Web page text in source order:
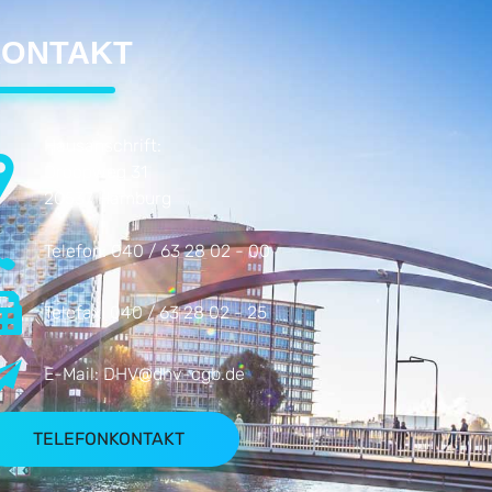
Hausanschrift:
20537 Hamburg
Telefon:040 / 63 28 02 - 00
Telefax: 040 / 63 28 02 - 25
E-Mail:DHV@dhv-cgb.de
TELEFONKONTAKT